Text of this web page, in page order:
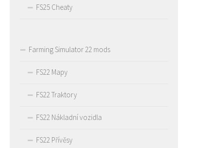
FS25 Cheaty
Farming Simulator 22 mods
FS22 Mapy
FS22 Traktory
FS22 Nákladní vozidla
FS22 Přívěsy